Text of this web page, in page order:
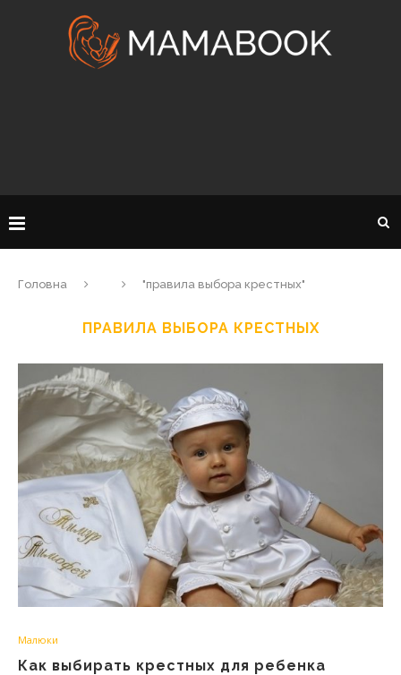
Головна "правила выбора крестных"
ПРАВИЛА ВЫБОРА КРЕСТНЫХ
Малюки
Как выбирать крестных для ребенка